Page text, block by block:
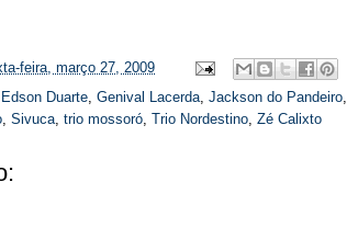
feira, março 27, 2009
Edson Duarte, Genival Lacerda, Jackson do Pandeiro,
, Sivuca, trio mossoró, Trio Nordestino, Zé Calixto